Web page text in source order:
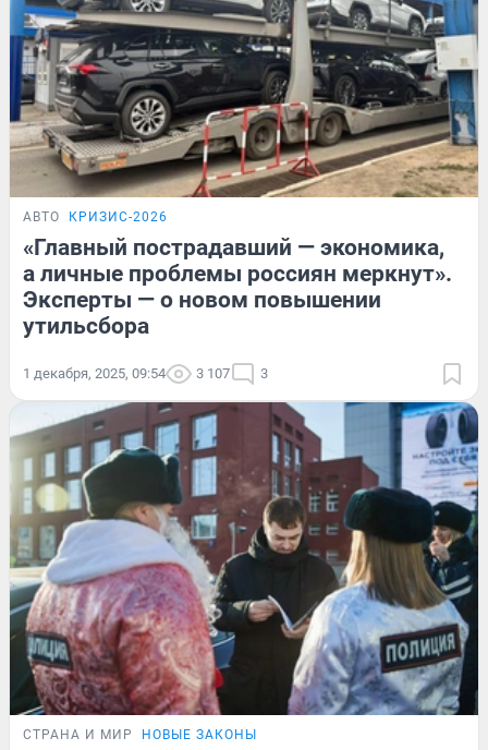
АВТО КРИЗИС-2026
«Главный пострадавший — экономика,
а личные проблемы россиян меркнут».
Эксперты — о новом повышении
утильсбора
1 декабря, 2025, 09:54 3 107 3
СТРАНА И МИР НОВЫЕ ЗАКОНЫ